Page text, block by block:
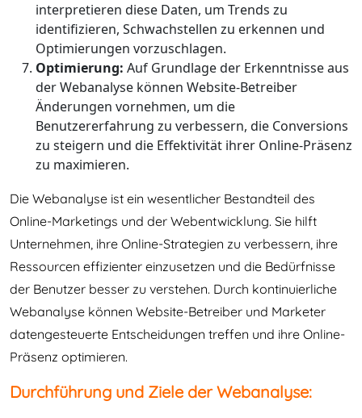
interpretieren diese Daten, um Trends zu
identifizieren, Schwachstellen zu erkennen und
Optimierungen vorzuschlagen.
Optimierung: Auf Grundlage der Erkenntnisse aus
der Webanalyse können Website-Betreiber
Änderungen vornehmen, um die
Benutzererfahrung zu verbessern, die Conversions
zu steigern und die Effektivität ihrer Online-Präsenz
zu maximieren.
Die Webanalyse ist ein wesentlicher Bestandteil des
Online-Marketings und der Webentwicklung. Sie hilft
Unternehmen, ihre Online-Strategien zu verbessern, ihre
Ressourcen effizienter einzusetzen und die Bedürfnisse
der Benutzer besser zu verstehen. Durch kontinuierliche
Webanalyse können Website-Betreiber und Marketer
datengesteuerte Entscheidungen treffen und ihre Online-
Präsenz optimieren.
Durchführung und Ziele der Webanalyse: